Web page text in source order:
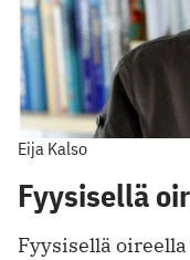
Eija Kalso
Fyysisellä
Fyysisellä